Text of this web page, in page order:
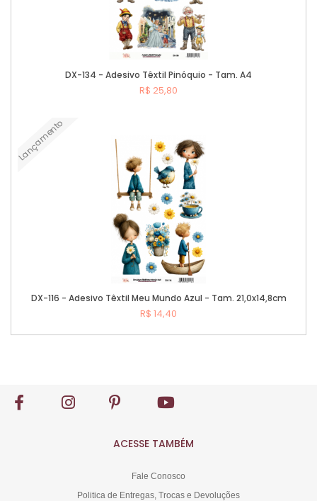
DX-134 - Adesivo Têxtil Pinóquio - Tam. A4
R$ 25,80
Lançamento
DX-116 - Adesivo Têxtil Meu Mundo Azul - Tam. 21,0x14,8cm
R$ 14,40
ACESSE TAMBÉM
Fale Conosco
Politica de Entregas, Trocas e Devoluções